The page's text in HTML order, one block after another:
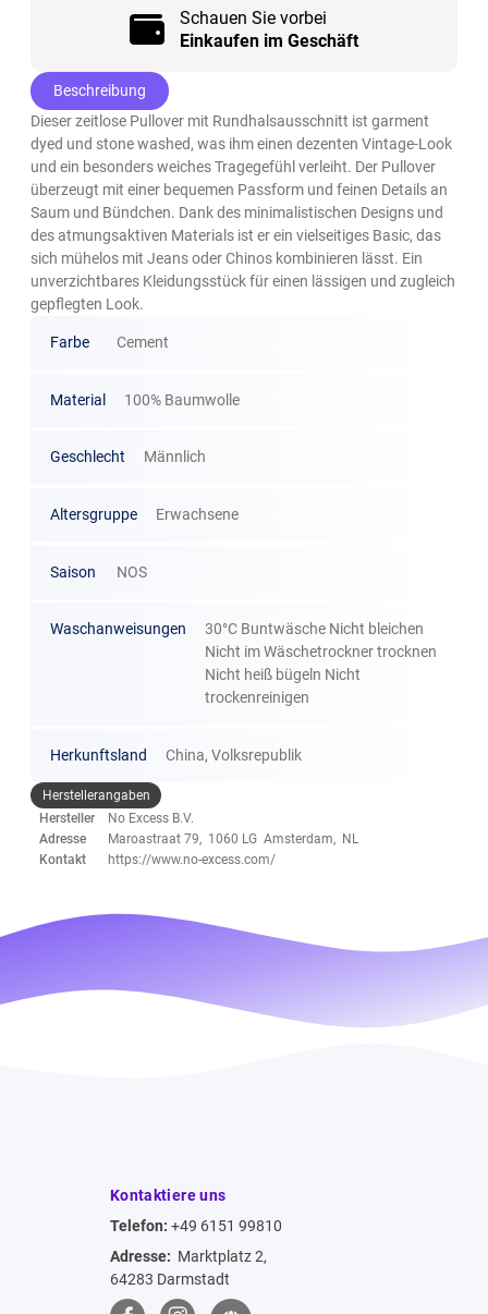
Schauen Sie vorbei
Einkaufen im Geschäft
Beschreibung
Dieser zeitlose Pullover mit Rundhalsausschnitt ist garment
dyed und stone washed, was ihm einen dezenten Vintage-Look
und ein besonders weiches Tragegefühl verleiht. Der Pullover
überzeugt mit einer bequemen Passform und feinen Details an
Saum und Bündchen. Dank des minimalistischen Designs und
des atmungsaktiven Materials ist er ein vielseitiges Basic, das
sich mühelos mit Jeans oder Chinos kombinieren lässt. Ein
unverzichtbares Kleidungsstück für einen lässigen und zugleich
gepflegten Look.
Farbe Cement
Material 100% Baumwolle
Geschlecht Männlich
Altersgruppe Erwachsene
Saison NOS
Waschanweisungen
30°C Buntwäsche Nicht bleichen
Nicht im Wäschetrockner trocknen
Nicht heiß bügeln Nicht
trockenreinigen
Herkunftsland China, Volksrepublik
Herstellerangaben
Hersteller
No Excess B.V.
Adresse
Maroastraat 79, 1060 LG Amsterdam, NL
Kontakt
https://www.no-excess.com/
Kontaktiere uns
Telefon: +49 6151 99810
Adresse: Marktplatz 2,
64283 Darmstadt